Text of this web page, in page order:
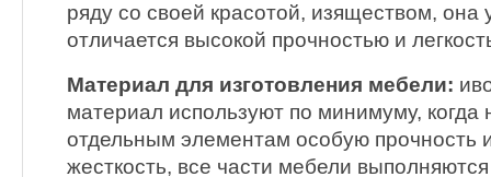
ряду со своей красотой, изяществом, она
отличается высокой прочностью и
Материал для изготовления мебели:
материал используют по минимуму, когда
отдельным элементам особую прочность
жесткость, все части мебели